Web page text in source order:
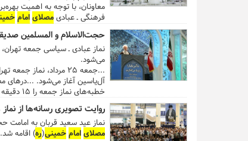
معاونان، با توجه به اهمیت
فرهنگی ـ عبادیمصلایامام
محمدحسن طالبیان معاون
در ادامه با تاکید بر تقویت
قلب تهران است و به‌عنوان یک
حجت‌الاسلام و المسلمین
نماز عبادی ـ سیاسی جمعه تهران، این هفته (۲۵ مرداد ۹۸) به امامت حجت‌الاسلام و
می‌شود.
...جمعه ۲۵ مرداد، نماز جمعه تهران از ساعت ۱۱:۳۰ در شبستان اصلی
آل‌یاسین آغاز می‌شود. ...درهای مصلی از ساعت ۱۰:۳۰ صبح به روی نمازگزاران عزیز باز
خطبه‌های نماز جمعه را ۱۵ دقیقه پیش از اذان ظهر شروع می‌کند. گفتنی است اذان ظهر به افق تهران در روز جمعه ساعت ۱۳:۰۹ است....
روایت تصویری رسانه‌ها از
نماز عید سعید قربان به امامت
مصلایامامخمینی(ره) اقامه شد.